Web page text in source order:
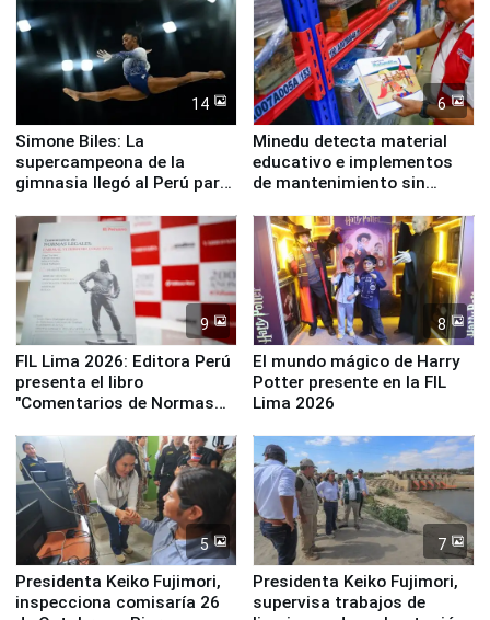
14
Simone Biles: La
supercampeona de la
gimnasia llegó al Perú para
Panamericanos Lima 2027
6
Minedu detecta material
educativo e implementos
de mantenimiento sin
la UGEL 2
9
FIL Lima 2026: Editora Perú
presenta el libro
"Comentarios de Normas
Derecho Colectivo"
8
El mundo mágico de Harry
Potter presente en la FIL
Lima 2026
5
Presidenta Keiko Fujimori,
inspecciona comisaría 26
7
Presidenta Keiko Fujimori,
supervisa trabajos de